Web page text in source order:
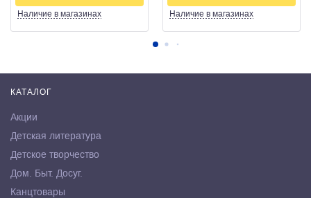
Наличие в магазинах Наличие в магазинах
КАТАЛОГ
Акции
Детская литература
Детское творчество
Дом. Быт. Досуг.
Канцтовары